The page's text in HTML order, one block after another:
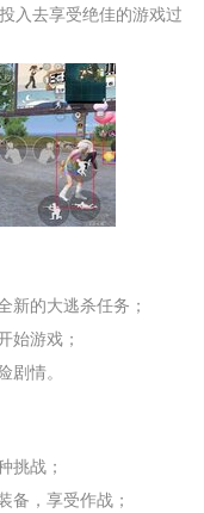
入去享受绝佳的游戏过
新的大逃杀任务；
始游戏；
情。
挑战；
备，享受作战；